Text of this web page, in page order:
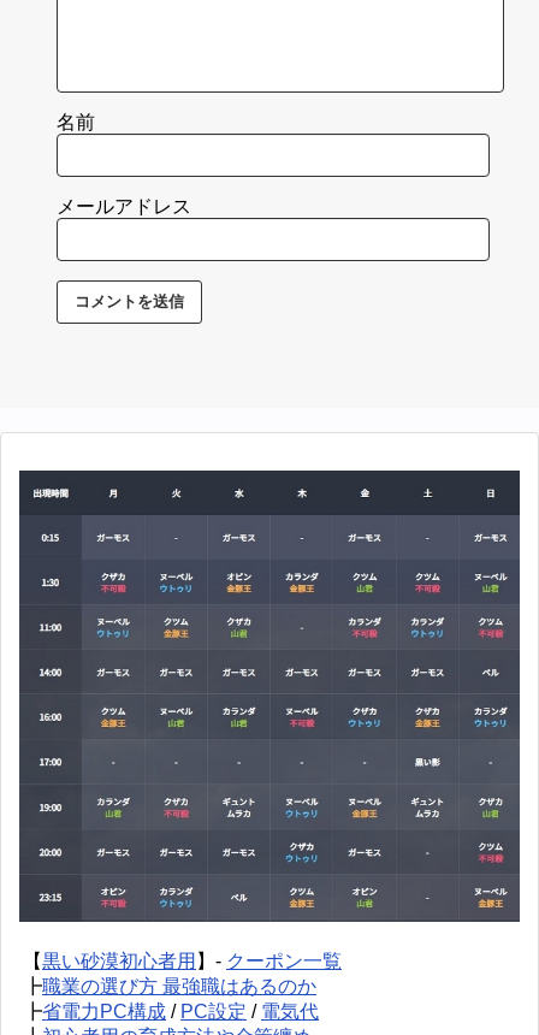
名前
メールアドレス
【黒い砂漠初心者用 】- クーポン一覧
┣職業の選び方 最強職はあるのか
┣省電力PC構成 / PC設定 / 電気代